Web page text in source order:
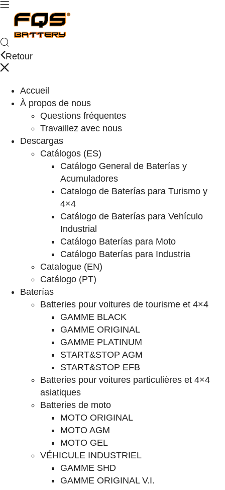
Retour
Accueil
À propos de nous
Questions fréquentes
Travaillez avec nous
Descargas
Catálogos (ES)
Catálogo General de Baterías y
Acumuladores
Catalogo de Baterías para Turismo y
4×4
Catálogo de Baterías para Vehículo
Industrial
Catálogo Baterías para Moto
Catálogo Baterías para Industria
Catalogue (EN)
Catálogo (PT)
Baterías
Batteries pour voitures de tourisme et 4×4
GAMME BLACK
GAMME ORIGINAL
GAMME PLATINUM
START&STOP AGM
START&STOP EFB
Batteries pour voitures particulières et 4×4
asiatiques
Batteries de moto
MOTO ORIGINAL
MOTO AGM
MOTO GEL
VÉHICULE INDUSTRIEL
GAMME SHD
GAMME ORIGINAL V.I.